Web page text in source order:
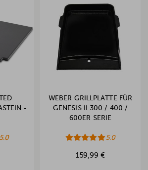
-
5.0
WEBER GRILLPLATTE FÜR
GENESIS II 300 / 400 /
600ER SERIE
5.0
159,99 €